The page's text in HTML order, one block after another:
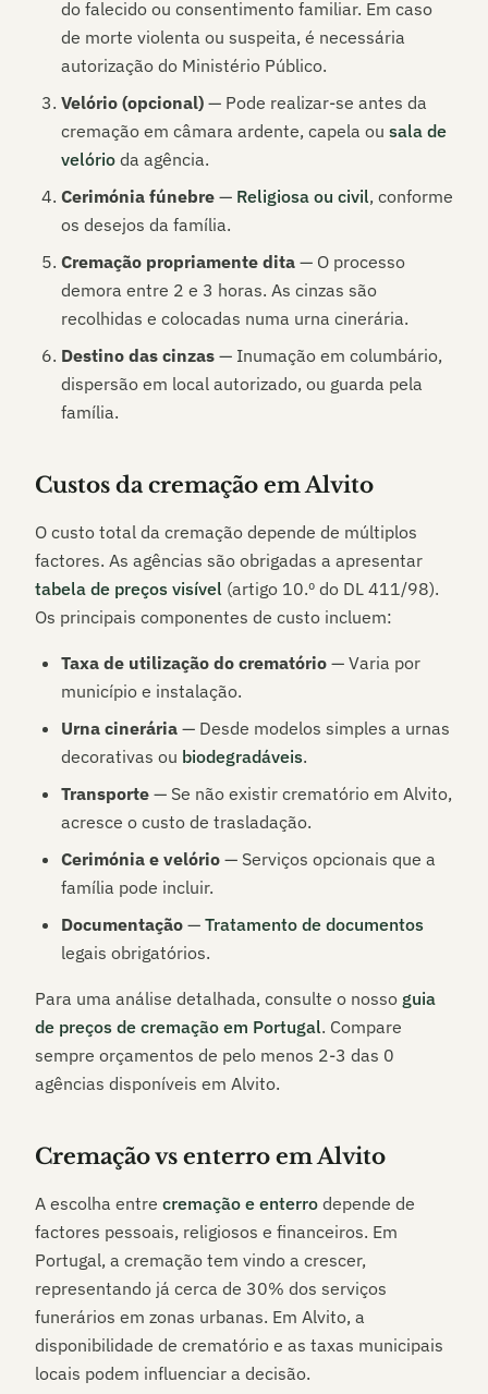
do falecido ou consentimento familiar. Em caso
de morte violenta ou suspeita, é necessária
autorização do Ministério Público.
Velório (opcional) — Pode realizar-se antes da
cremação em câmara ardente, capela ou sala de
velório da agência.
Cerimónia fúnebre — Religiosa ou civil, conforme
os desejos da família.
Cremação propriamente dita — O processo
demora entre 2 e 3 horas. As cinzas são
recolhidas e colocadas numa urna cinerária.
Destino das cinzas — Inumação em columbário,
dispersão em local autorizado, ou guarda pela
família.
Custos da cremação emAlvito
O custo total da cremação depende de múltiplos
factores. As agências são obrigadas a apresentar
tabela de preços visível (artigo 10.º do DL 411/98).
Os principais componentes de custo incluem:
Taxa de utilização do crematório — Varia por
município e instalação.
Urna cinerária — Desde modelos simples a urnas
decorativas ou biodegradáveis.
Transporte — Se não existir crematório em Alvito,
acresce o custo de trasladação.
Cerimónia e velório — Serviços opcionais que a
família pode incluir.
Documentação — Tratamento de documentos
legais obrigatórios.
Para uma análise detalhada, consulte o nosso guia
de preços de cremação em Portugal. Compare
sempre orçamentos de pelo menos 2-3 das 0
agências disponíveis em Alvito.
Cremação vs enterro emAlvito
A escolha entre cremação e enterro depende de
factores pessoais, religiosos e financeiros. Em
Portugal, a cremação tem vindo a crescer,
representando já cerca de 30% dos serviços
funerários em zonas urbanas. Em Alvito, a
disponibilidade de crematório e as taxas municipais
locais podem influenciar a decisão.